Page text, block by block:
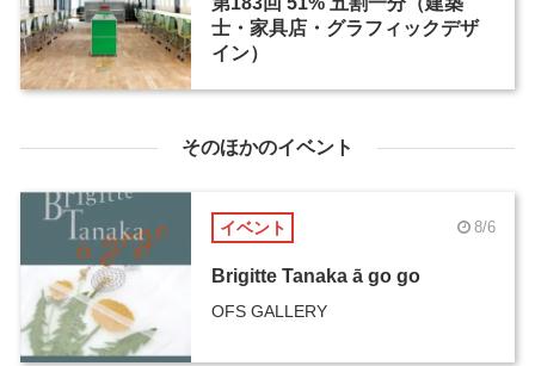
士・家具店・グラフィックデザ
イン）
そのほかのイベント
イベント 8/6
Brigitte Tanaka ā go go
OFS GALLERY